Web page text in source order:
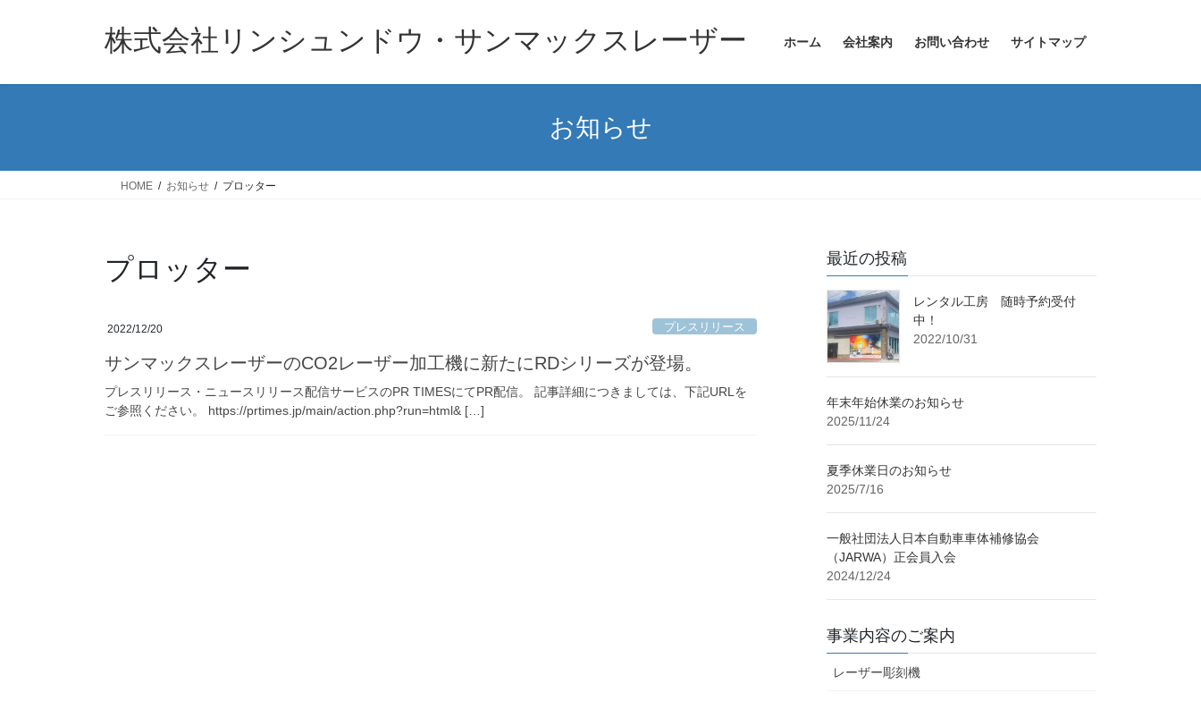
株式会社リンシュンドウ・サンマックスレーザー ホーム 会社案内 お問い合わせ サイトマップ
お知らせ
HOME お知らせ プロッター
プロッター
2022/12/20 プレスリリース
サンマックスレーザーのCO2レーザー加工機に新たにRDシリーズが登場。
プレスリリース・ニュースリリース配信サービスのPR TIMESにてPR配信。 記事詳細につきましては、下記URLを
ご参照ください。 https://prtimes.jp/main/action.php?run=html& […]
最近の投稿
レンタル工房 随時予約受付
中！
2022/10/31
年末年始休業のお知らせ
2025/11/24
夏季休業日のお知らせ
2025/7/16
一般社団法人日本自動車車体補修協会
（JARWA）正会員入会
2024/12/24
事業内容のご案内
レーザー彫刻機